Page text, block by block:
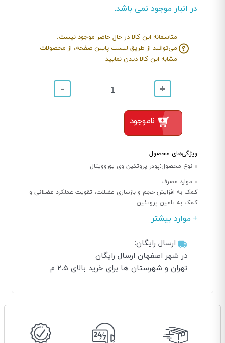
در انبار موجود نمی باشد.
متاسفانه این کالا در حال حاضر موجود نیست.
می‌توانید از طریق لیست پایین صفحه، از محصولات
مشابه این کالا دیدن نمایید
+
-
ناموجود
ویژگی‌های محصول
نوع محصول:پودر پروتئین وی یوروویتال
موارد مصرف:
کمک به افزایش حجم و بازسازی عضلات، تقویت عملکرد عضلانی و
کمک به تامین پروتئین
موارد بیشتر
ارسال رایگان:
در شهر اصفهان ارسال رایگان
تهران و شهرستان ها برای خرید بالای ۲.۵ م